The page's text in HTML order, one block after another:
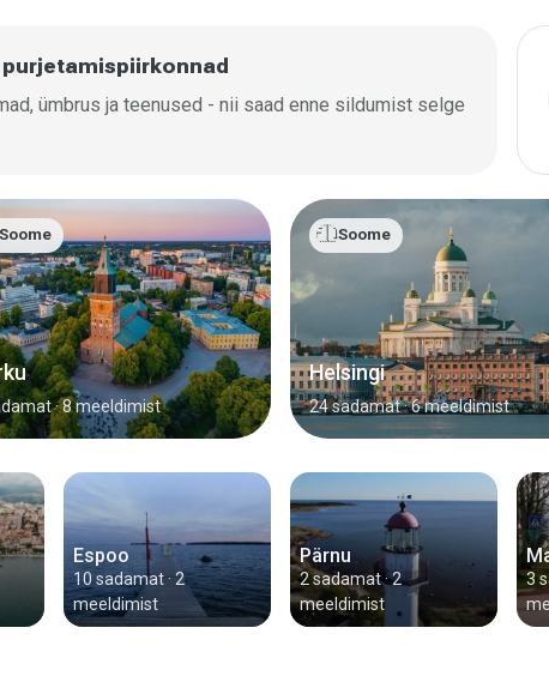
ümbrus ja teenused - nii saad enne sildumist selge
Soome
· 8 meeldimist
🇫🇮Soome
Helsingi
24 sadamat· 6 meeldimist
Espoo
10 sadamat · 2
meeldimist
Pärnu
2 sadamat· 2
meeldimist
3